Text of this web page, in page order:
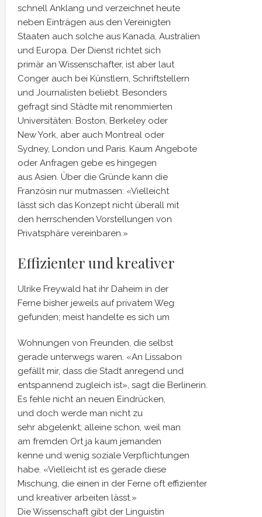
schnell Anklang und verzeichnet heute
neben Einträgen aus den Vereinigten
Staaten auch solche aus Kanada, Australien
und Europa. Der Dienst richtet sich
primär an Wissenschafter, ist aber laut
Conger auch bei Künstlern, Schriftstellern
und Journalisten beliebt. Besonders
gefragt sind Städte mit renommierten
Universitäten: Boston, Berkeley oder
New York, aber auch Montreal oder
Sydney, London und Paris. Kaum Angebote
oder Anfragen gebe es hingegen
aus Asien. Über die Gründe kann die
Französin nur mutmassen: «Vielleicht
lässt sich das Konzept nicht überall mit
den herrschenden Vorstellungen von
Privatsphäre vereinbaren.»
Effizienter und kreativer
Ulrike Freywald hat ihr Daheim in der
Ferne bisher jeweils auf privatem Weg
gefunden; meist handelte es sich um
Wohnungen von Freunden, die selbst
gerade unterwegs waren. «An Lissabon
gefällt mir, dass die Stadt anregend und
entspannend zugleich ist», sagt die Berlinerin.
Es fehle nicht an neuen Eindrücken,
und doch werde man nicht zu
sehr abgelenkt; alleine schon, weil man
am fremden Ort ja kaum jemanden
kenne und wenig soziale Verpflichtungen
habe. «Vielleicht ist es gerade diese
Mischung, die einen in der Ferne oft effizienter
und kreativer arbeiten lässt.»
Die Wissenschaft gibt der Linguistin